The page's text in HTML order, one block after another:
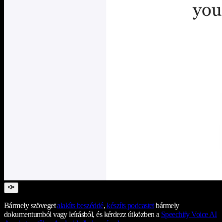
Bármely szövegetalakíts beszéddé,készíts podcastetbármely
dokumentumból vagy leírásból, és kérdezz útközben a Speechify Voice AI